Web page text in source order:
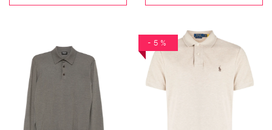
-5%